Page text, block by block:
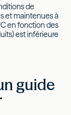
de
et maintenues à
en fonction des
est inférieure
guide